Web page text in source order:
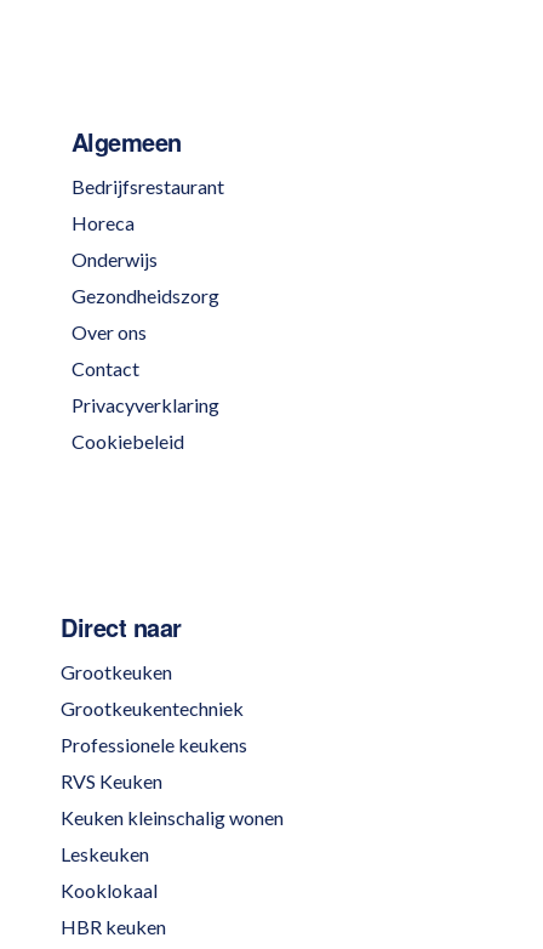
Algemeen
Bedrijfsrestaurant
Horeca
Onderwijs
Gezondheidszorg
Over ons
Contact
Privacyverklaring
Cookiebeleid
Direct naar
Grootkeuken
Grootkeukentechniek
Professionele keukens
RVS Keuken
Keuken kleinschalig wonen
Leskeuken
Kooklokaal
HBR keuken